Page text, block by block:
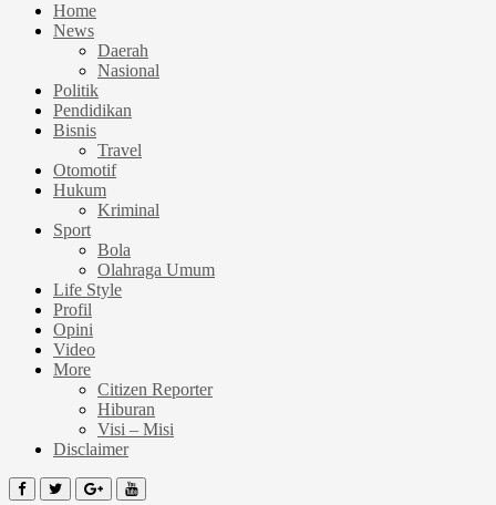
Home
News
Daerah
Nasional
Politik
Pendidikan
Bisnis
Travel
Otomotif
Hukum
Kriminal
Sport
Bola
Olahraga Umum
Life Style
Profil
Opini
Video
More
Citizen Reporter
Hiburan
Visi – Misi
Disclaimer